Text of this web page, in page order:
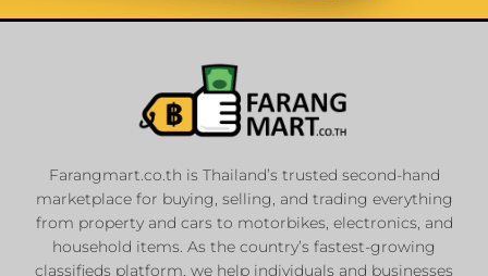
List Your
Properties
Private Sellers
Real Estate Agents
Sale & Rent
Farangmart.co.th is Thailand’s trusted second-hand
marketplace for buying, selling, and trading everything
from property and cars to motorbikes, electronics, and
household items. As the country’s fastest-growing
classifieds platform, we help individuals and businesses